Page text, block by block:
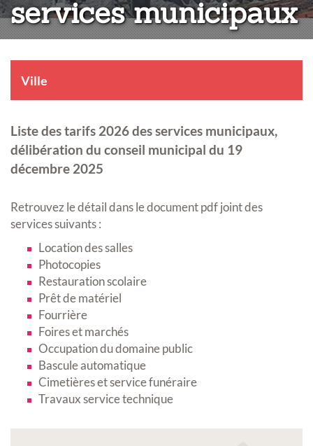
services municipaux
Ville
Liste des tarifs 2026 des services municipaux,
délibération du conseil municipal du 19
décembre 2025
Retrouvez le détail dans le document pdf joint des
services suivants :
Location des salles
Photocopies
Restauration scolaire
Prêt de matériel
Fourrière
Foires et marchés
Occupation du domaine public
Bascule automatique
Cimetières et service funéraire
Travaux service technique